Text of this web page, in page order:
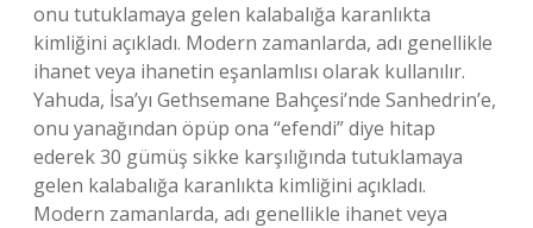
onu tutuklamaya gelen kalabalığa karanlıkta
kimliğini açıkladı. Modern zamanlarda, adı genellikle
ihanet veya ihanetin eşanlamlısı olarak kullanılır.
Yahuda, İsa’yı Gethsemane Bahçesi’nde Sanhedrin’e,
onu yanağından öpüp ona “efendi” diye hitap
ederek 30 gümüş sikke karşılığında tutuklamaya
gelen kalabalığa karanlıkta kimliğini açıkladı.
Modern zamanlarda, adı genellikle ihanet veya